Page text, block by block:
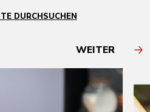
DURCHSUCHEN
WEITER